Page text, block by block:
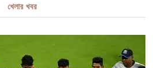
খেলার খবর